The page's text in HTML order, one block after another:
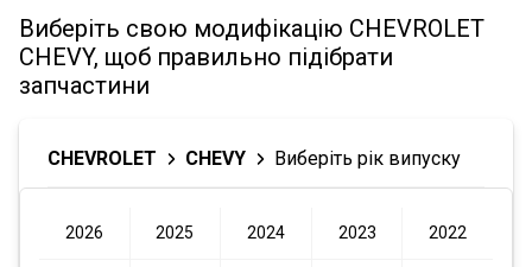
Виберіть свою модифікацію CHEVROLET
CHEVY, щоб правильно підібрати
запчастини
CHEVROLET CHEVY Виберіть рік випуску
2026 2025 2024 2023 2022